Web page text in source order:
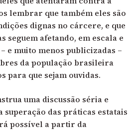
lembrar que também eles são
dignas no cárcere, e que
seguem afetando, em escala e
e muito menos publicizadas –
da população brasileira
para que sejam ouvidas.
uma discussão séria e
superação das práticas estatais
possível a partir da